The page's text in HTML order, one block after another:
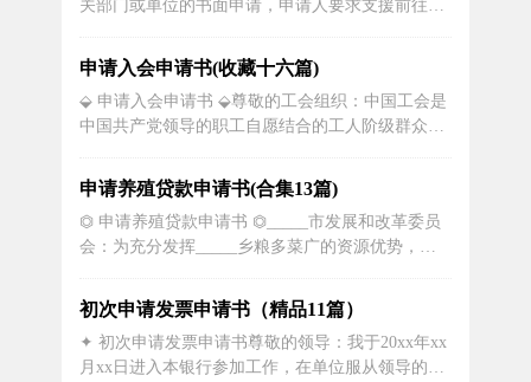
为医院的收费工作是一项细致而...
关部门或单位的书面申请，申请人要求支援前往基
往往存在着医疗资源短缺、医生数量不足甚至没有
医生的情况。此时，政府部门或者其他社会组织往
往会发起支援计划，组织医护人员前往基层医疗机
构提供服务，这就需要有志愿者提出《...
申请入会申请书(收藏十六篇)
⬙ 申请入会申请书 ⬙尊敬的工会组织：中国工会是
中国共产党领导的职工自愿结合的工人阶级群众组
合法权益为目的的集体组织。工会能以各种方式，
不同程度地代表和维护工人群众的利益，通过内部
协调、互相帮助，解决工人内部的矛盾，争取和维
护工人的利益，改善工人的工作、生...
申请养殖贷款申请书(合集13篇)
⏣ 申请养殖贷款申请书 ⏣_____市发展和改革委员
会：为充分发挥_____乡粮多菜广的资源优势，提
入，带动周边群众脱贫致富，合理利用人力资源，
打造就业平台。我乡近期在_______自然村筹建
____市_____牧业有限公司千头肉牛养殖场项目，
根据该项目的设...
初次申请发票申请书（精品11篇）
✦ 初次申请发票申请书尊敬的领导：我于20xx年xx
月xx日进入本银行参加工作，在单位服从领导的安